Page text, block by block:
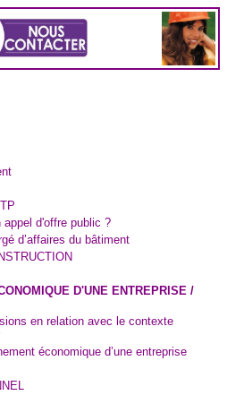
appel d'offre public ?
d’affaires du bâtiment
D'UNE ENTREPRISE /
en relation avec le contexte
économique d’une entreprise